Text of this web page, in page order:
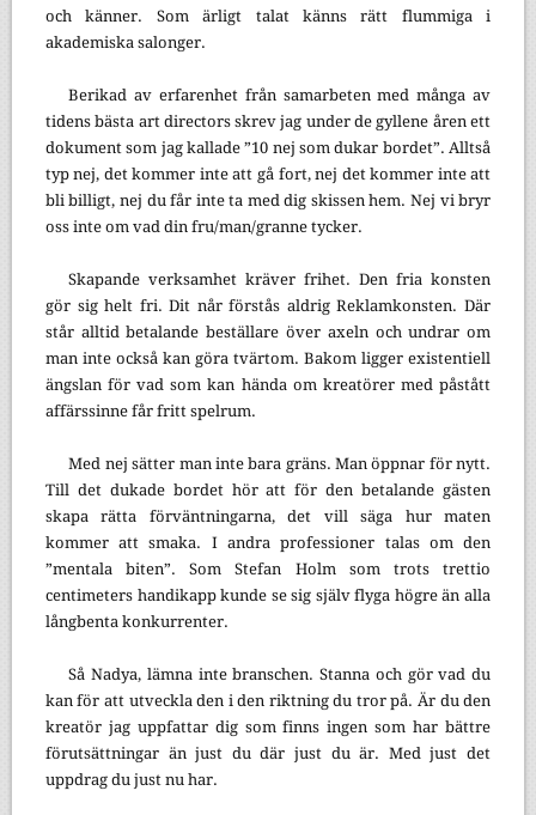
och känner. Som ärligt talat känns rätt flummiga i
akademiska salonger.
Berikad av erfarenhet från samarbeten med många av
tidens bästa art directors skrev jag under de gyllene åren ett
dokument som jag kallade ”10 nej som dukar bordet”. Alltså
typ nej, det kommer inte att gå fort, nej det kommer inte att
bli billigt, nej du får inte ta med dig skissen hem. Nej vi bryr
oss inte om vad din fru/man/granne tycker.
Skapande verksamhet kräver frihet. Den fria konsten
gör sig helt fri. Dit når förstås aldrig Reklamkonsten. Där
står alltid betalande beställare över axeln och undrar om
man inte också kan göra tvärtom. Bakom ligger existentiell
ängslan för vad som kan hända om kreatörer med påstått
affärssinne får fritt spelrum.
Med nej sätter man inte bara gräns. Man öppnar för nytt.
Till det dukade bordet hör att för den betalande gästen
skapa rätta förväntningarna, det vill säga hur maten
kommer att smaka. I andra professioner talas om den
”mentala biten”. Som Stefan Holm som trots trettio
centimeters handikapp kunde se sig själv flyga högre än alla
långbenta konkurrenter.
Så Nadya, lämna inte branschen. Stanna och gör vad du
kan för att utveckla den i den riktning du tror på. Är du den
kreatör jag uppfattar dig som finns ingen som har bättre
förutsättningar än just du där just du är. Med just det
uppdrag du just nu har.